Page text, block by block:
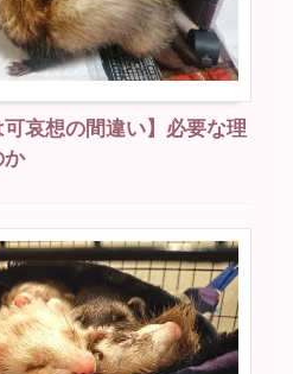
哀想の間違い】必要な理
か